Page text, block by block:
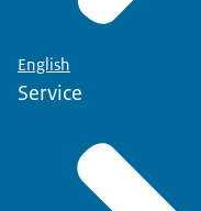
English
Service